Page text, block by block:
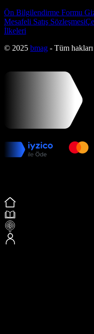
Ön Bilgilendirme Formu
Mesafeli Satış Sözleşmesi
İlkeleri
© 2025 bmag - Tüm hakları